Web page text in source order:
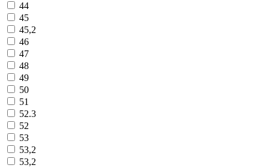
44
45
45,2
46
47
48
49
50
51
52.3
52
53
53,2
53,2